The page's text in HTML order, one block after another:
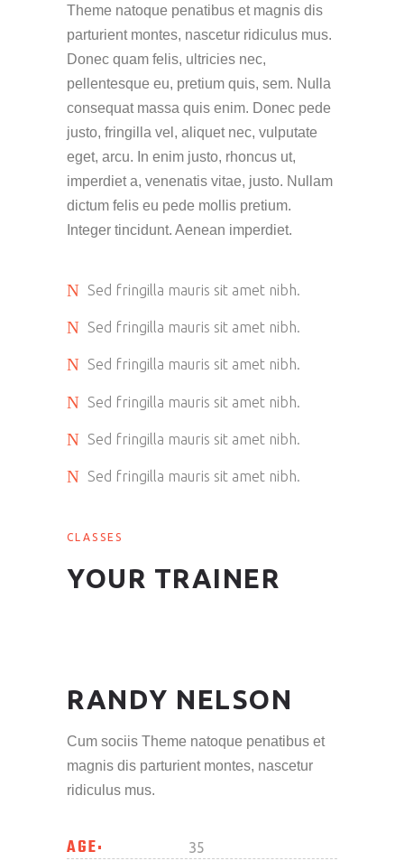
Theme natoque penatibus et magnis dis
parturient montes, nascetur ridiculus mus.
Donec quam felis, ultricies nec,
pellentesque eu, pretium quis, sem. Nulla
consequat massa quis enim. Donec pede
justo, fringilla vel, aliquet nec, vulputate
eget, arcu. In enim justo, rhoncus ut,
imperdiet a, venenatis vitae, justo. Nullam
dictum felis eu pede mollis pretium.
Integer tincidunt. Aenean imperdiet.
Sed fringilla mauris sit amet nibh.
Sed fringilla mauris sit amet nibh.
Sed fringilla mauris sit amet nibh.
Sed fringilla mauris sit amet nibh.
Sed fringilla mauris sit amet nibh.
Sed fringilla mauris sit amet nibh.
CLASSES
YOUR TRAINER
RANDY NELSON
Cum sociis Theme natoque penatibus et
magnis dis parturient montes, nascetur
ridiculus mus.
AGE 35